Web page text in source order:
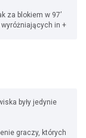
za blokiem w 97’
in +
były jedynie
graczy, których